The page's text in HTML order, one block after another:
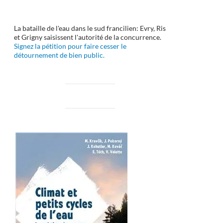
La bataille de l'eau dans le sud francilien: Evry, Ris
et Grigny saisissent l'autorité de la concurrence.
Signez la pétition pour faire cesser le
détournement de bien public.